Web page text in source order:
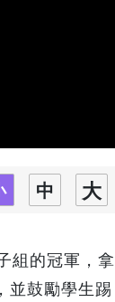
組的冠軍，拿
並鼓勵學生踢